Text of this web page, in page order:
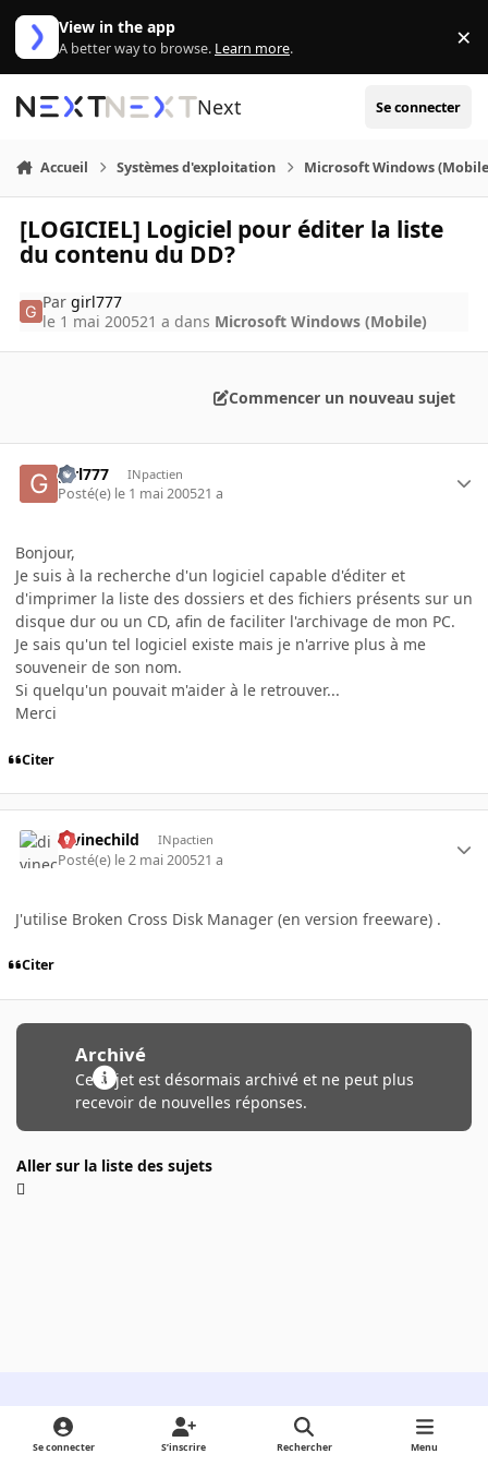
Aller au contenu
View in the app
A better way to browse. Learn more. ×
Next Se connecter
Accueil Systèmes d'exploitation Microsoft Windows
[LOGICIEL] Logiciel pour éditer la liste
du contenu du DD?
Pargirl777
le 1 mai 200521 a dans Microsoft Windows (Mobile)
Commencer un nouveau sujet
girl777 INpactien
Posté(e) le 1 mai 200521 a
Bonjour,
Je suis à la recherche d'un logiciel capable d'éditer et
d'imprimer la liste des dossiers et des fichiers présents sur un
disque dur ou un CD, afin de faciliter l'archivage de mon PC.
Je sais qu'un tel logiciel existe mais je n'arrive plus à me
souveneir de son nom.
Si quelqu'un pouvait m'aider à le retrouver...
Merci
Citer
divinechild INpactien
Posté(e) le 2 mai 200521 a
J'utilise Broken Cross Disk Manager (en version freeware) .
Citer
Archivé
Ce sujet est désormais archivé et ne peut plus
recevoir de nouvelles réponses.
Aller sur la liste des sujets
Light ModeDark ModeSystem Preference
Se connecter S’inscrire Rechercher Menu